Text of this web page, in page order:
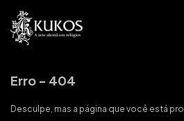
Erro - 404
Desculpe, mas a página que você está